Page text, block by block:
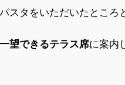
スタをいただいたところ
望できるテラス席に案内